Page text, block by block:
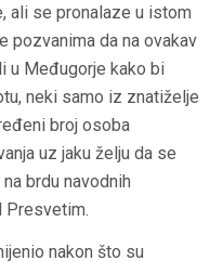
ali se pronalaze u istom
pozvanima da na ovakav
u Međugorje kako bi
neki samo iz znatiželje
broj osoba
uz jaku želju da se
brdu navodnih
Presvetim.
nakon što su